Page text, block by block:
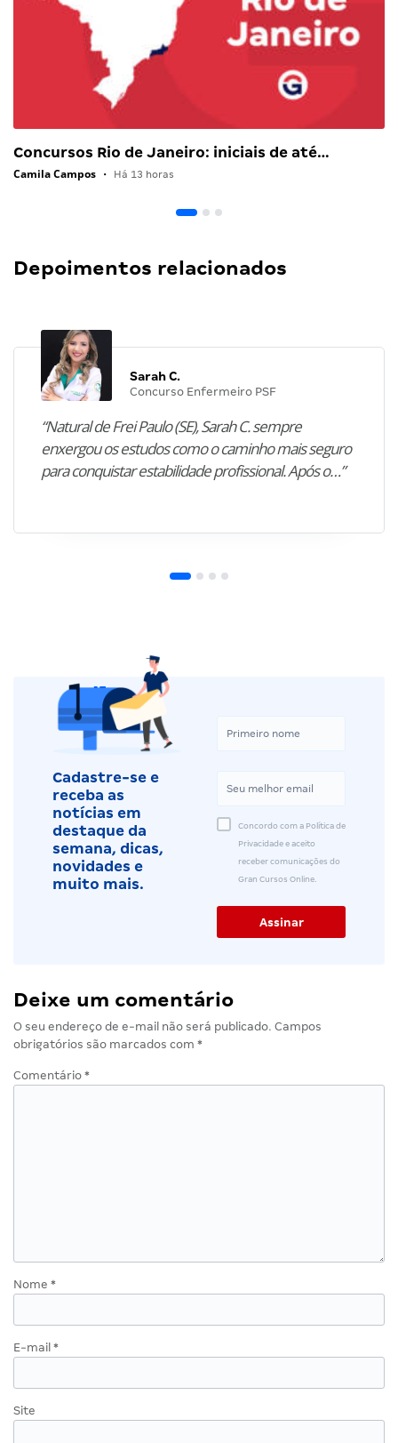
Concursos Rio de Janeiro: iniciais de até…
Camila Campos • Há 13 horas
Depoimentos relacionados
Sarah C.
Concurso Enfermeiro PSF
“Natural de Frei Paulo (SE), Sarah C. sempre
enxergou os estudos como o caminho mais seguro
para conquistar estabilidade profissional. Após o…”
Cadastre-se e
receba as
notícias em
destaque da
semana, dicas,
novidades e
muito mais.
Concordo com a Política de
Privacidade e aceito
receber comunicações do
Gran Cursos Online.
Deixe um comentário
O seu endereço de e-mail não será publicado. Campos
obrigatórios são marcados com *
Comentário *
Nome *
E-mail *
Site